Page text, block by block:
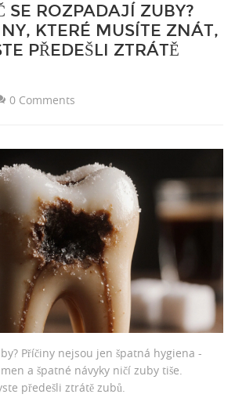
SE ROZPADAJÍ ZUBY?
KTERÉ MUSÍTE ZNÁT,
PŘEDEŠLI ZTRÁTĚ
0 Comments
Příčiny nejsou jen špatná hygiena -
a špatné návyky ničí zuby tiše.
předešli ztrátě zubů.